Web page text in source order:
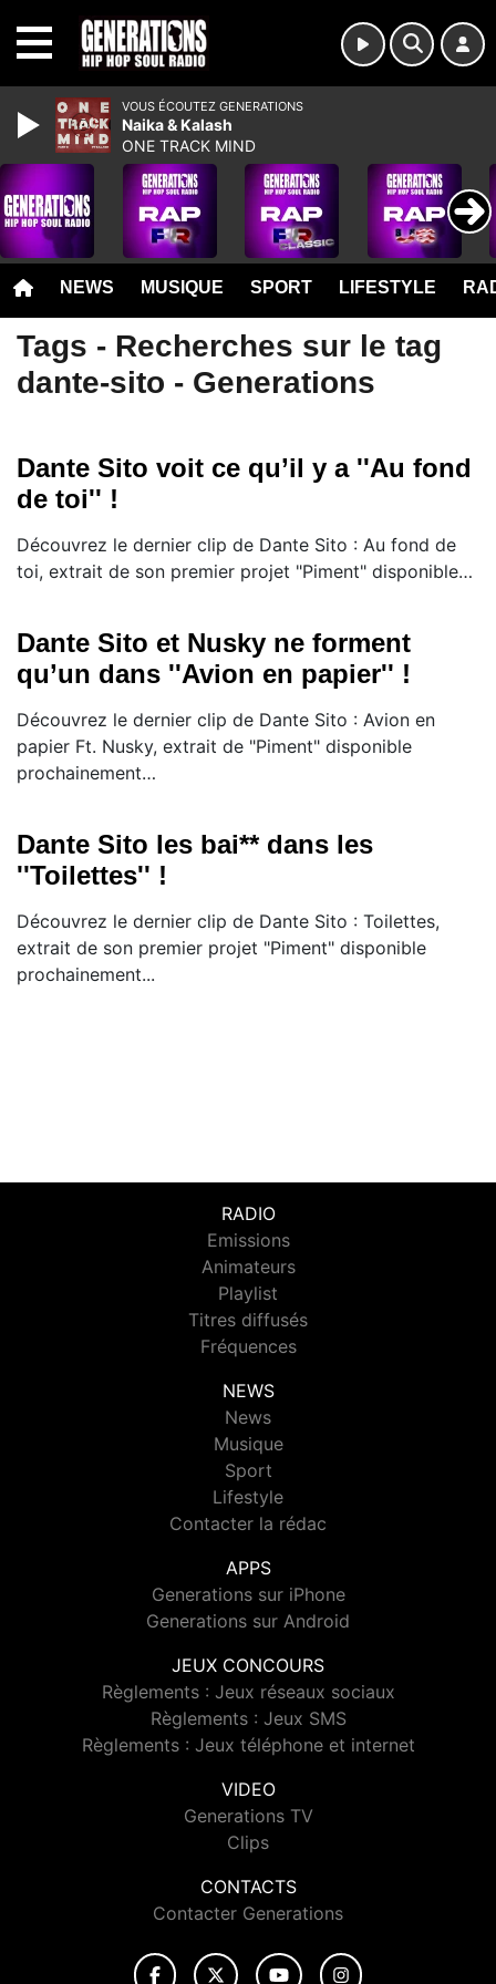
NEWS MUSIQUE SPORT LIFESTYLE
Tags - Recherches sur le tag
dante-sito - Generations
Dante Sito voit ce qu’il y a ''Au fond
de toi'' !
Découvrez le dernier clip de Dante Sito : Au fond de
toi, extrait de son premier projet "Piment" disponible…
Dante Sito et Nusky ne forment
qu’un dans ''Avion en papier'' !
Découvrez le dernier clip de Dante Sito : Avion en
papier Ft. Nusky, extrait de "Piment" disponible
prochainement…
Dante Sito les bai** dans les
''Toilettes'' !
Découvrez le dernier clip de Dante Sito : Toilettes,
extrait de son premier projet "Piment" disponible
prochainement...
RADIO
Emissions
Animateurs
Playlist
Titres diffusés
Fréquences
NEWS
News
Musique
Sport
Lifestyle
Contacter la rédac
APPS
Generations sur iPhone
Generations sur Android
JEUX CONCOURS
Règlements : Jeux réseaux sociaux
Règlements : Jeux SMS
Règlements : Jeux téléphone et internet
VIDEO
Generations TV
Clips
CONTACTS
Contacter Generations
VOUS ÉCOUTEZ GENERATIONS
Naika & Kalash
ONE TRACK MIND